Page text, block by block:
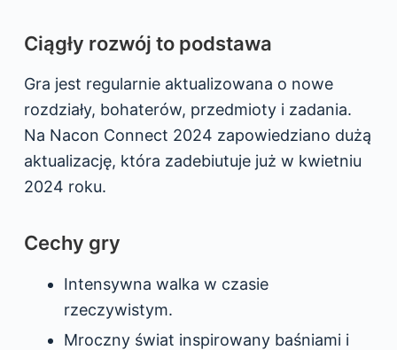
Ciągły rozwój to podstawa
Gra jest regularnie aktualizowana o nowe
rozdziały, bohaterów, przedmioty i zadania.
Na Nacon Connect 2024 zapowiedziano dużą
aktualizację, która zadebiutuje już w kwietniu
2024 roku.
Cechy gry
Intensywna walka w czasie
rzeczywistym.
Mroczny świat inspirowany baśniami i